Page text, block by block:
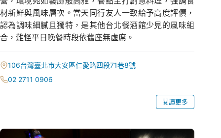
材新鮮與風味層次。當天同行友人一致給予高度評價，
認為調味細膩且獨特，是其他台北餐酒館少見的風味組
合，難怪平日晚餐時段依舊座無虛席。
106台灣臺北市大安區仁愛路四段71巷8號
02 2711 0906
閱讀更多